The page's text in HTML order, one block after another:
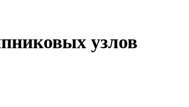
узлов